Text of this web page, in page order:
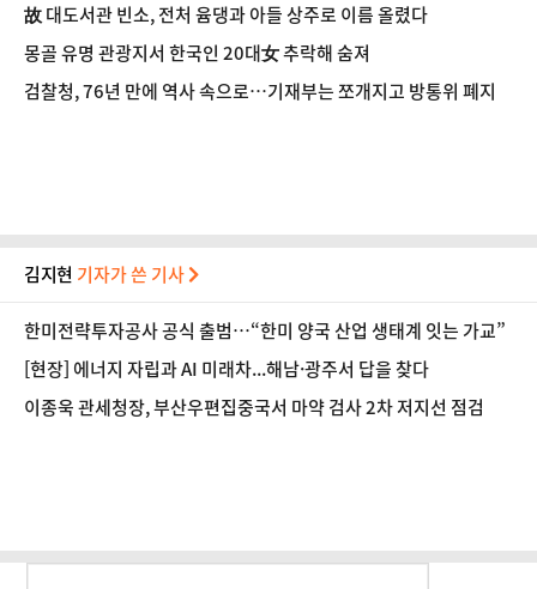
故 대도서관 빈소, 전처 윰댕과 아들 상주로 이름 올렸다
몽골 유명 관광지서 한국인 20대女 추락해 숨져
검찰청, 76년 만에 역사 속으로…기재부는 쪼개지고 방통위 폐지
김지현 기자가 쓴 기사
한미전략투자공사 공식 출범…“한미 양국 산업 생태계 잇는 가교”
[현장] 에너지 자립과 AI 미래차...해남·광주서 답을 찾다
이종욱 관세청장, 부산우편집중국서 마약 검사 2차 저지선 점검